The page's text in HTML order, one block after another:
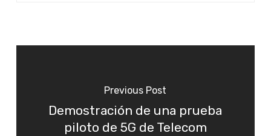
Previous Post
Demostración de una prueba
piloto de 5G de Telecom